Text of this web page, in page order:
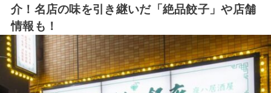
介！名店の味を引き継いだ「絶品餃子」や店舗
情報も！